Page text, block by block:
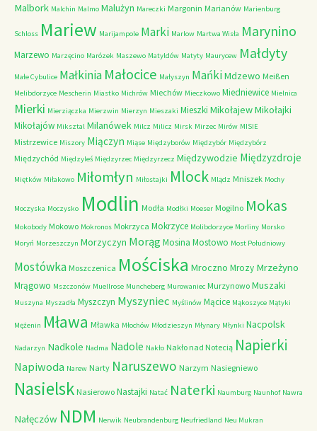
Malbork Malchin Malmo Malużyn Mareczki Margonin Marianów Marienburg
Schloss Mariew Marijampole Marki Marlow Martwa Wisła Marynino
Marzewo Marzęcino Marózek Maszewo Matyldów Matyty Maurycew Małdyty
Małe Cybulice Małkinia Małocice Małyszyn MańkiMdzewo Meißen
Melibdorzyce Mescherin Miastko Michrów Miechów Mieczkowo Miedniewice Mielnica
Mierki Mierziączka Mierzwin Mierzyn Mieszaki Mieszki MikołajewMikołajki
Mikołajów Miksztal Milanówek Milcz Milicz Mirsk Mirzec Mirów MISIE
Mistrzewice Miszory Miączyn Miąse Międzyborów Międzybór Międzybórz
Międzychód Międzyleś Międzyrzec Międzyrzecz Międzywodzie Międzyzdroje
Miętków Miłakowo Miłomłyn Miłostajki Mlock Mlądz Mniszek Mochy
Moczyska Moczysko Modlin Modła Modłki Moeser Mogilno Mokas
Mokobody Mokowo Mokronos Mokrzyca Mokrzyce Molibdorzyce Morliny Morsko
Moryń Morzeszczyn Morzyczyn MorągMosina Mostowo Most Południowy
Mostówka Moszczenica Mościska Mroczno Mrozy Mrzeżyno
Mrągowo Mszczonów Muellrose Muncheberg Murowaniec Murzynowo Muszaki
Muszyna Myszadła Myszczyn Myszyniec Myślinów Mącice Mąkoszyce Mątyki
Mężenin Mława Mławka Młochów Młodzieszyn Młynary Młynki Nacpolsk
Nadarzyn Nadkole Nadma Nadole Nakło Nakło nad Notecią Napierki
Napiwoda Narew Narty Naruszewo Narzym Nasiegniewo
Nasielsk Nasierowo Nastajki Natać Naterki Naumburg Naunhof Nawra
Nałęczów NDM Nerwik Neubrandenburg Neufriedland Neu Mukran